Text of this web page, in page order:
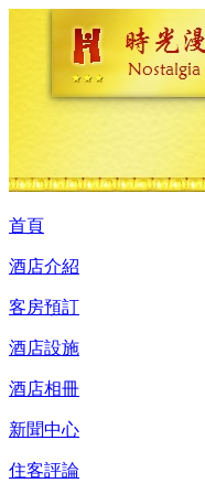
首頁
酒店介紹
客房預訂
酒店設施
酒店相冊
新聞中心
住客評論